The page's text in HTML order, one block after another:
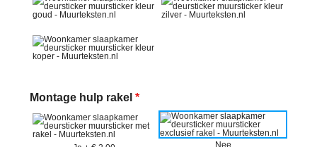
Montage hulp rakel *